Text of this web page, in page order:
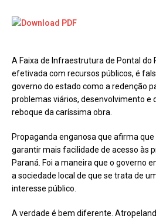
A Faixa de Infraestrutura de Pontal do
efetivada com recursos públicos, é
governo do estado como a redenção
problemas viários, desenvolvimento e
reboque da caríssima obra.
Propaganda enganosa que afirma
garantir mais facilidade de acesso às
Paraná. Foi a maneira que o governo
a sociedade local de que se trata de
interesse público.
A verdade é bem diferente.